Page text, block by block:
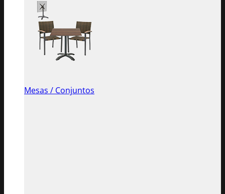
Mesas / Conjuntos